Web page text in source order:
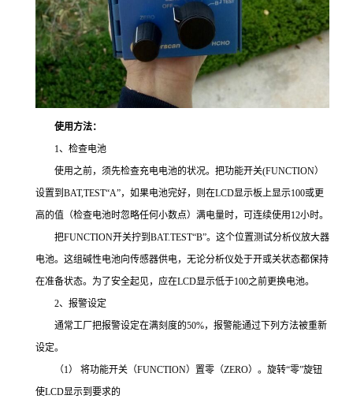
使用方法：
1、检查电池
使用之前，须先检查充电电池的状况。把功能开关(FUNCTION）
设置到BAT,TEST“A”，如果电池完好，则在LCD显示板上显示100或更
高的值（检查电池时忽略任何小数点）满电量时，可连续使用12小时。
把FUNCTION开关拧到BAT.TEST“B”。这个位置测试分析仪放大器
电池。这组碱性电池向传感器供电，无论分析仪处于开或关状态都保持
在准备状态。为了安全起见，应在LCD显示低于100之前更换电池。
2、报警设定
通常工厂把报警设定在满刻度的50%，报警能通过下列方法被重新
设定。
（1） 将功能开关（FUNCTION）置零（ZERO）。旋转“零”旋钮
使LCD显示到要求的